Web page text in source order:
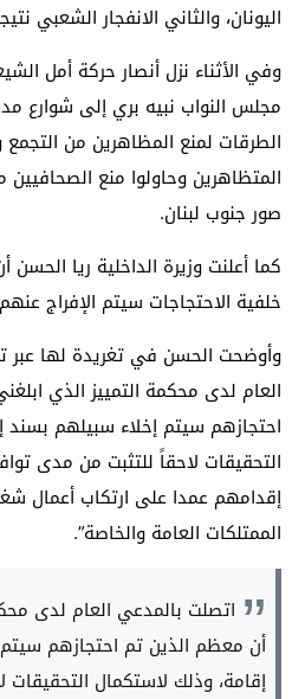
اليونان، والثاني الانفجار الشعبي
وفي الأثناء نزل أنصار حركة أمل
مجلس النواب نبيه بري إلى شوارع
الطرقات لمنع المظاهرين من
المتظاهرين وحاولوا منع
صور جنوب لبنان.
كما أعلنت وزيرة الداخلية ريا
خلفية الاحتجاجات سيتم الإفراج
وأوضحت الحسن في تغريدة لها عبر
العام لدى محكمة التمييز الذي
احتجازهم سيتم إخلاء سبيلهم بسند
التحقيقات لاحقاً للتثبت من مدى
إقدامهم عمدا على ارتكاب أعمال
الممتلكات العامة والخاصة”.
اتصلت بالمدعي العام لدى
أن معظم الذين تم احتجازهم
إقامة، وذلك لاستكمال